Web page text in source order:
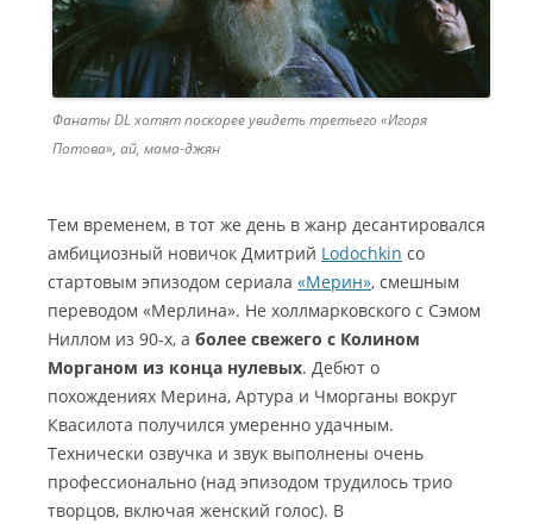
Фанаты DL хотят поскорее увидеть третьего «Игоря
Потова», ай, мама-джян
Тем временем, в тот же день в жанр десантировался
амбициозный новичок Дмитрий Lodochkin со
стартовым эпизодом сериала «Мерин», смешным
переводом «Мерлина». Не холлмарковского с Сэмом
Ниллом из 90-х, а более свежего с Колином
Морганом из конца нулевых. Дебют о
похождениях Мерина, Артура и Чморганы вокруг
Квасилота получился умеренно удачным.
Технически озвучка и звук выполнены очень
профессионально (над эпизодом трудилось трио
творцов, включая женский голос). В